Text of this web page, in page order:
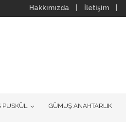
Hakkımızda İletişim
PÜSKÜL GÜMÜŞ ANAHTARLIK